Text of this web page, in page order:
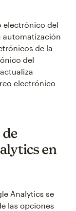
electrónico del
automatización
de la
del
electrónico
en
Analytics se
las opciones